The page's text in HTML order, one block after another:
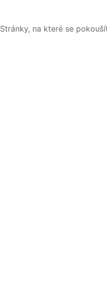
Stránky, na které se